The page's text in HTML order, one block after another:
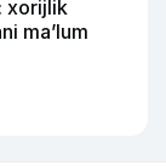
xorijlik
ma’lum